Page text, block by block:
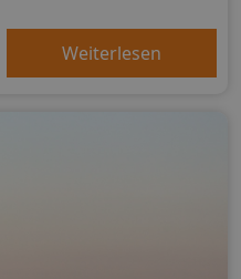
Weiterlesen